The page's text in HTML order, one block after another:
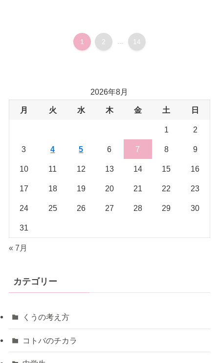
1 2 14
2026年8月
月 火 水 木 金 土 日
1 2
3 4 5 6 7 8 9
10 11 12 13 14 15 16
17 18 19 20 21 22 23
24 25 26 27 28 29 30
31
« 7月
カテゴリー
くうの考え方
コトバのチカラ